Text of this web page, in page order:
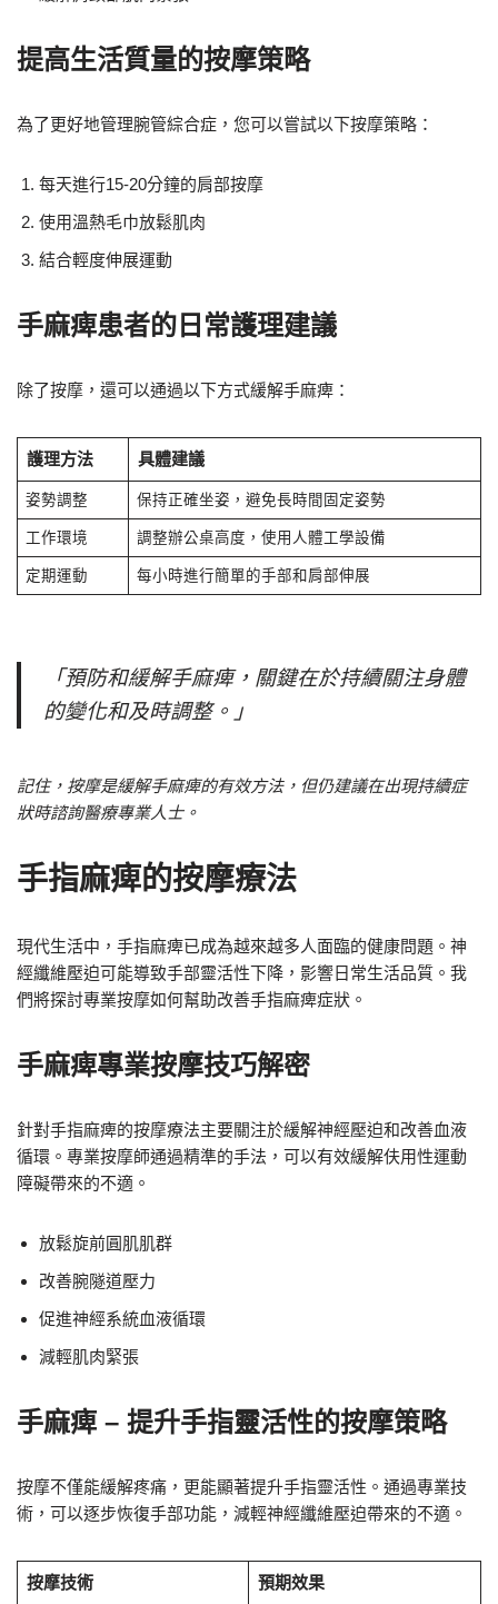
提高生活質量的按摩策略
為了更好地管理腕管綜合症，您可以嘗試以下按摩策略：
每天進行15-20分鐘的肩部按摩
使用溫熱毛巾放鬆肌肉
結合輕度伸展運動
手麻痺患者的日常護理建議
除了按摩，還可以通過以下方式緩解手麻痺：
護理方法 具體建議
姿勢調整 保持正確坐姿，避免長時間固定姿勢
工作環境 調整辦公桌高度，使用人體工學設備
定期運動 每小時進行簡單的手部和肩部伸展
「預防和緩解手麻痺，關鍵在於持續關注身體
的變化和及時調整。」
記住，按摩是緩解手麻痺的有效方法，但仍建議在出現持續症
狀時諮詢醫療專業人士。
手指麻痺的按摩療法
現代生活中，手指麻痺已成為越來越多人面臨的健康問題。神
經纖維壓迫可能導致手部靈活性下降，影響日常生活品質。我
們將探討專業按摩如何幫助改善手指麻痺症狀。
手麻痺專業按摩技巧解密
針對手指麻痺的按摩療法主要關注於緩解神經壓迫和改善血液
循環。專業按摩師通過精準的手法，可以有效緩解伕用性運動
障礙帶來的不適。
放鬆旋前圓肌肌群
改善腕隧道壓力
促進神經系統血液循環
減輕肌肉緊張
手麻痺 – 提升手指靈活性的按摩策略
按摩不僅能緩解疼痛，更能顯著提升手指靈活性。通過專業技
術，可以逐步恢復手部功能，減輕神經纖維壓迫帶來的不適。
按摩技術 預期效果